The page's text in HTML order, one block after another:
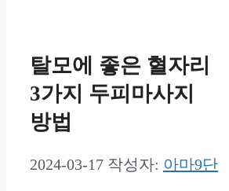
탈모에 좋은 혈자리
3가지 두피마사지
방법
2024-03-17 작성자: 아마9단